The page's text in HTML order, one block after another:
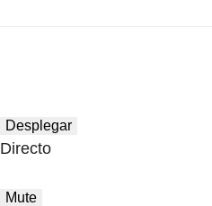
Desplegar
Directo
Mute